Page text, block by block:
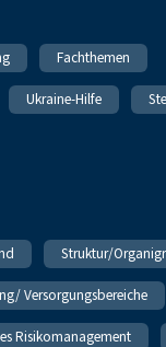
Fachthemen
Ukraine-Hilfe
Struktur/
Versorgungsbereiche
Risikomanagement